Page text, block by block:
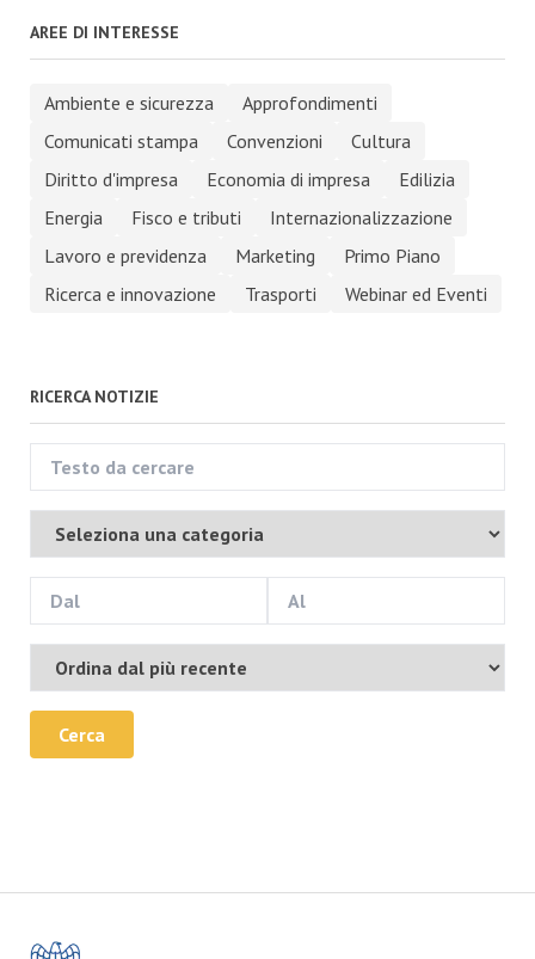
AREE DI INTERESSE
Ambiente e sicurezza
Approfondimenti
Comunicati stampa
Convenzioni
Cultura
Diritto d'impresa
Economia di impresa
Edilizia
Energia
Fisco e tributi
Internazionalizzazione
Lavoro e previdenza
Marketing
Primo Piano
Ricerca e innovazione
Trasporti Webinar ed Eventi
RICERCA NOTIZIE
Cerca